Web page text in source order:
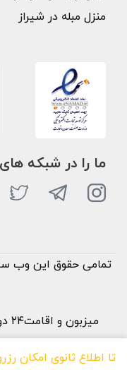
تا اطلاع ثانوی امکان
منزل مبله در شیراز
ما را در شبکه